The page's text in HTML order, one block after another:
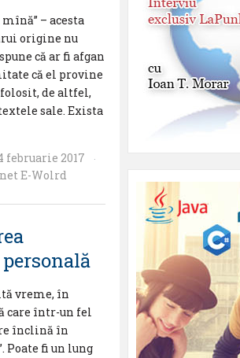
– acesta
origine nu
că ar fi afgan
că el provine
de altfel,
sale. Exista
februarie 2017 ·
E-Wolrd
vreme, în
care într-un fel
înclină în
Poate fi un lung